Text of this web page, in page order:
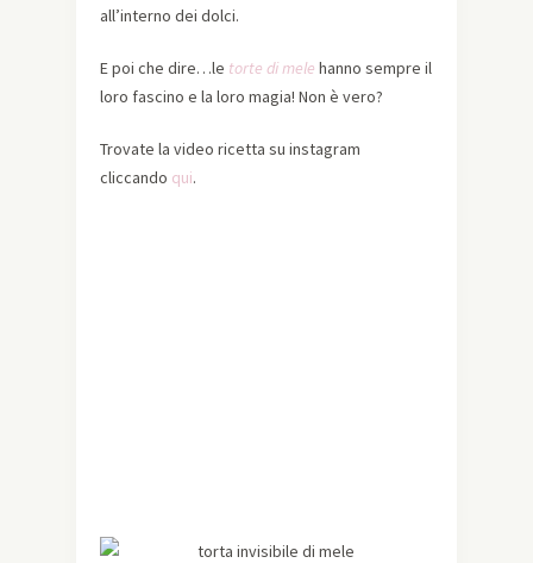
all’interno dei dolci.
E poi che dire…le torte di mele hanno sempre il
loro fascino e la loro magia! Non è vero?
Trovate la video ricetta su instagram
cliccando qui.